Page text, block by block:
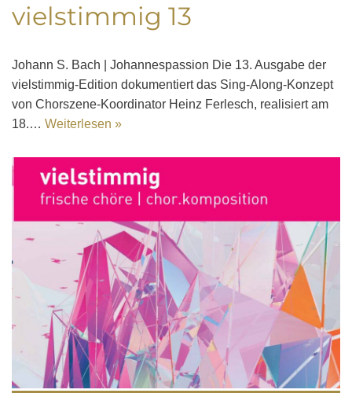
vielstimmig 13
Johann S. Bach | Johannespassion Die 13. Ausgabe der
vielstimmig-Edition dokumentiert das Sing-Along-Konzept
von Chorszene-Koordinator Heinz Ferlesch, realisiert am
18.… Weiterlesen »